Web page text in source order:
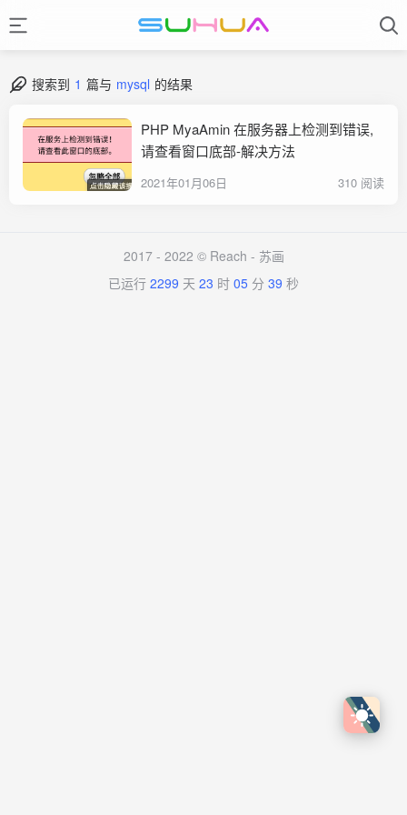
搜索到 1 篇与 mysql 的结果
PHP MyaAmin 在服务器上检测到错误,
请查看窗口底部-解决方法
2021年01月06日 310 阅读
2017 - 2022 © Reach - 苏画
已运行 2299 天 23 时 05 分 39 秒